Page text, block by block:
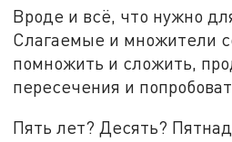
Вроде и всё, что нужно
Слагаемые и множители
помножить и сложить,
пересечения и
Пять лет? Десять?